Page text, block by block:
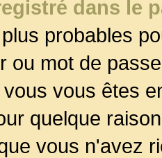
dans le
probables
ou mot de
vous êtes
quelque
vous n'avez